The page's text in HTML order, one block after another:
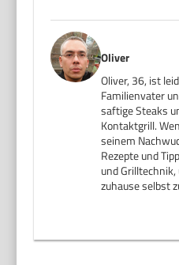
Oliver
Oliver, 36, ist
Familienvater
saftige Steaks
Kontaktgrill.
seinem
Rezepte und
und
zuhause selbst